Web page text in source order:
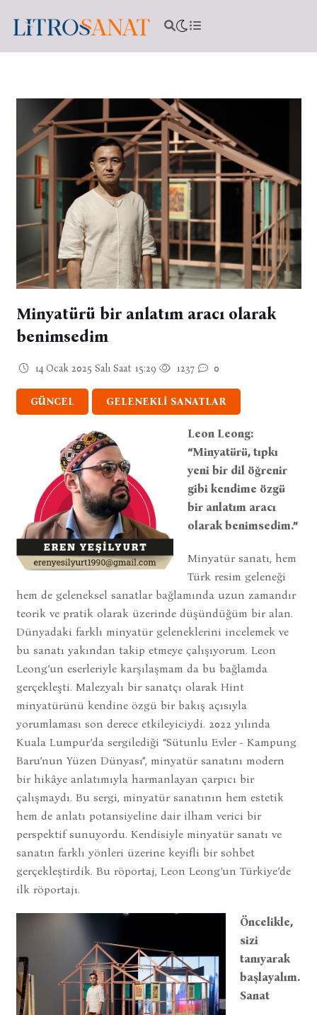
Minyatürü bir anlatım aracı olarak
benimsedim
14 Ocak 2025 Salı Saat 15:29 1237 0
GÜNCEL GELENEKLİ SANATLAR
Leon Leong:
“Minyatürü, tıpkı
yeni bir dil öğrenir
gibi kendime özgü
bir anlatım aracı
olarak benimsedim.”
Minyatür sanatı, hem
Türk resim geleneği
hem de geleneksel sanatlar bağlamında uzun zamandır
teorik ve pratik olarak üzerinde düşündüğüm bir alan.
Dünyadaki farklı minyatür geleneklerini incelemek ve
bu sanatı yakından takip etmeye çalışıyorum. Leon
Leong’un eserleriyle karşılaşmam da bu bağlamda
gerçekleşti. Malezyalı bir sanatçı olarak Hint
minyatürünü kendine özgü bir bakış açısıyla
yorumlaması son derece etkileyiciydi. 2022 yılında
Kuala Lumpur’da sergilediği “Sütunlu Evler - Kampung
Baru’nun Yüzen Dünyası”, minyatür sanatını modern
bir hikâye anlatımıyla harmanlayan çarpıcı bir
çalışmaydı. Bu sergi, minyatür sanatının hem estetik
hem de anlatı potansiyeline dair ilham verici bir
perspektif sunuyordu. Kendisiyle minyatür sanatı ve
sanatın farklı yönleri üzerine keyifli bir sohbet
gerçekleştirdik. Bu röportaj, Leon Leong’un Türkiye’de
ilk röportajı.
Öncelikle,
sizi
tanıyarak
başlayalım.
Sanat